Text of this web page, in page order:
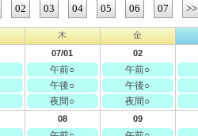
02 03 04 05 06 07 >>
木 金
07/01
午前○
午後○
夜間○
02
午前○
午後○
夜間○
08 09